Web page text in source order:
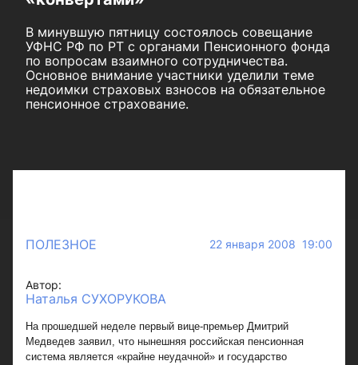
В минувшую пятницу состоялось совещание
УФНС РФ по РТ с органами Пенсионного фонда
по вопросам взаимного сотрудничества.
Основное внимание участники уделили теме
недоимки страховых взносов на обязательное
пенсионное страхование.
ПОЛЕЗНОЕ 22 января 2008 19:00
Автор:
Наталья СУХОРУКОВА
На прошедшей неделе первый вице-премьер Дмитрий
Медведев заявил, что нынешняя российская пенсионная
система является «крайне неудачной» и государство